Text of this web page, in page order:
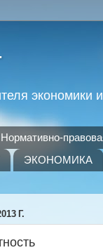
Нормативно-
ЭКОНОМИКА
Г.